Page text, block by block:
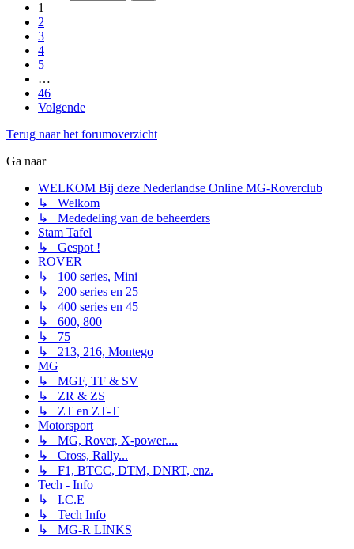
1
2
3
4
5
…
46
Volgende
Terug naar het forumoverzicht
Ga naar
WELKOM Bij deze Nederlandse Online MG-Roverclub
↳ Welkom
↳ Mededeling van de beheerders
Stam Tafel
↳ Gespot !
ROVER
↳ 100 series, Mini
↳ 200 series en 25
↳ 400 series en 45
↳ 600, 800
↳ 75
↳ 213, 216, Montego
MG
↳ MGF, TF & SV
↳ ZR & ZS
↳ ZT en ZT-T
Motorsport
↳ MG, Rover, X-power....
↳ Cross, Rally...
↳ F1, BTCC, DTM, DNRT, enz.
Tech - Info
↳ I.C.E
↳ Tech Info
↳ MG-R LINKS